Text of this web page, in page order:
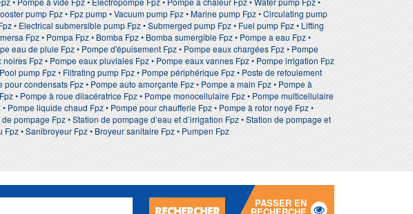
pump Fpz • Fpz pump • Vacuum pump Fpz • Marine pump Fpz • Circulating pump
• Electrical submersible pump Fpz • Submerged pump Fpz • Fuel pump Fpz • Lifting
Fpz • Pompa Fpz • Bomba Fpz • Bomba sumergible Fpz • Pompe a eau Fpz •
eau de pluie Fpz • Pompe d'épuisement Fpz • Pompe eaux chargées Fpz • Pompe
Fpz • Pompe eaux pluviales Fpz • Pompe eaux vannes Fpz • Pompe irrigation Fpz
pump Fpz • Filtrating pump Fpz • Pompe périphérique Fpz • Poste de refoulement
condensats Fpz • Pompe auto amorçante Fpz • Pompe a main Fpz • Pompe à
• Pompe à roue dilacératrice Fpz • Pompe monocellulaire Fpz • Pompe multicellulaire
Pompe liquide chaud Fpz • Pompe pour chaufferie Fpz • Pompe à rotor noyé Fpz •
pompage Fpz • Station de pompage d’eau et d’irrigation Fpz • Station de pompage et
• Sanibroyeur Fpz • Broyeur sanitaire Fpz • Pumpen Fpz
PASSER EN